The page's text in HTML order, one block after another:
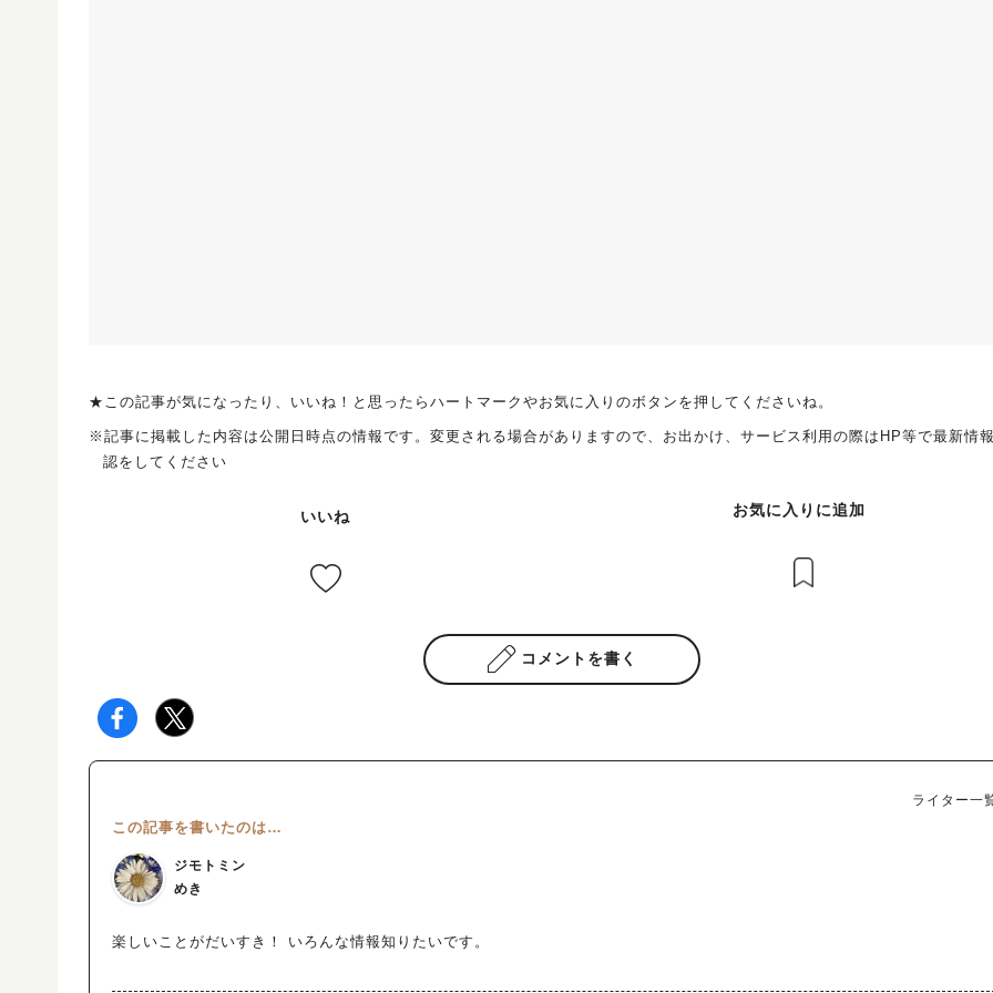
★この記事が気になったり、いいね！と思ったらハートマークやお気に入りのボタンを押してくださいね。
※記事に掲載した内容は公開日時点の情報です。変更される場合がありますので、お出かけ、サービス利用の際はHP等で最新情
認をしてください
いいね お気に入りに追加
コメントを書く
ライター一
この記事を書いたのは…
ジモトミン
めき
楽しいことがだいすき！ いろんな情報知りたいです。